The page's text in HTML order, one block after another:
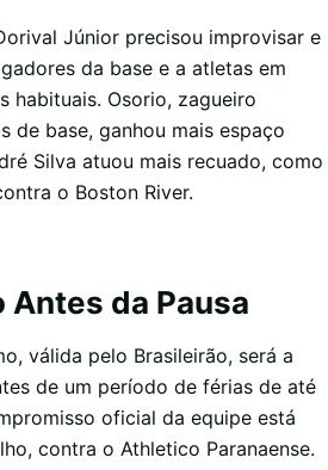
Júnior precisou improvisar e
da base e a atletas em
habituais. Osorio, zagueiro
de base, ganhou mais espaço
Silva atuou mais recuado, como
o Boston River.
Antes da Pausa
válida pelo Brasileirão, será a
de um período de férias de até
oficial da equipe está
contra o Athletico Paranaense.